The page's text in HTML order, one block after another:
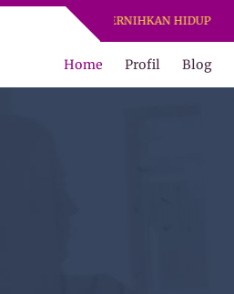
| JERNIHKAN HIDUP
Home Profil Blog